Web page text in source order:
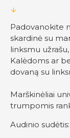
Padovanokite
skardinė su
linksmu
Kalėdoms ar
dovaną su
Marškinėliai
trumpomis
Audinio